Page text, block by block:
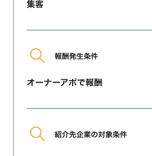
集客
報酬発生条件
オーナーアポで報酬
紹介先企業の対象条件